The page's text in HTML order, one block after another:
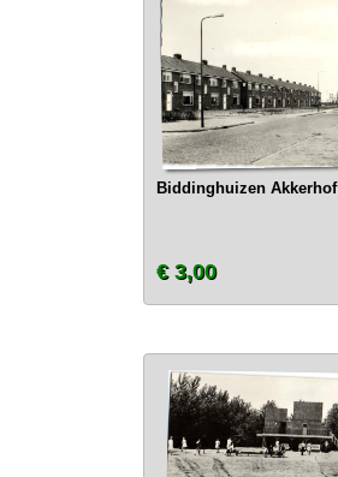
Biddinghuizen Akkerhof
€ 3,00